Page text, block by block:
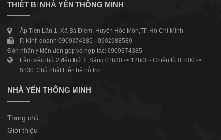
THIẾT BỊ NHÀ YẾN THÔNG MINH
Ấp Tiền Lân 1, Xã Bà Điểm, Huyện Hóc Môn,TP. Hồ Chí Minh
P. Kinh doanh 0909374385 - 0902988589
Đón nhận ý kiến đón góp và hợp tác: 0909374385
Làm việc thứ 2 đến thứ 7: Sáng 07h30 -> 12h00 - Chiều từ 01h00 ->
5h30. Chủ nhật Liên hệ hỗ trợ
NHÀ YẾN THÔNG MINH
Trang chủ
Giới thiệu